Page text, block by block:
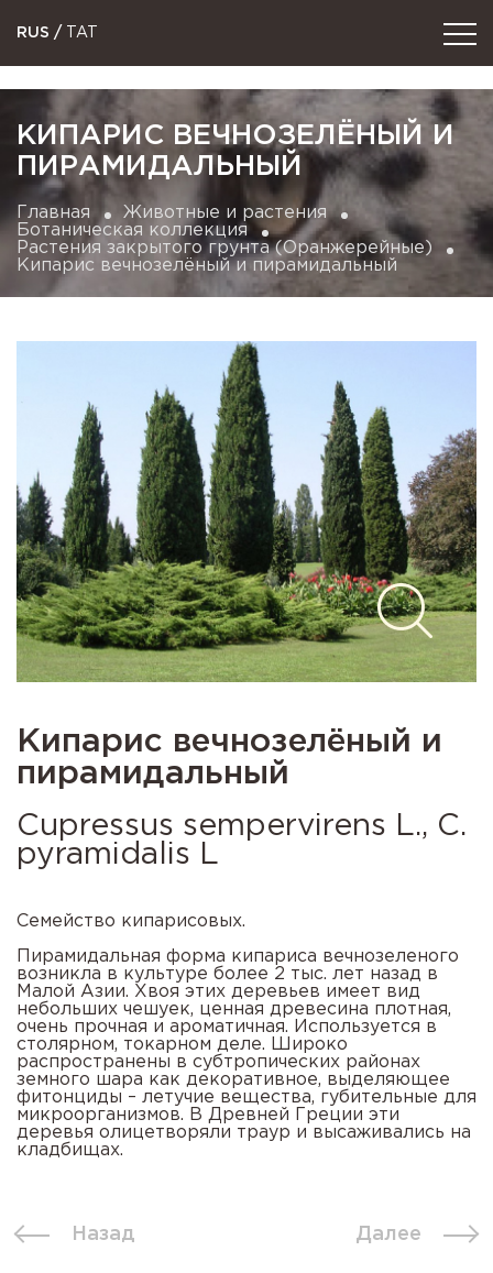
RUS / TAT
КИПАРИС ВЕЧНОЗЕЛЁНЫЙ И
ПИРАМИДАЛЬНЫЙ
Главная
Животные и растения
Ботаническая коллекция
Растения закрытого грунта (Оранжерейные)
Кипарис вечнозелёный и пирамидальный
Кипарис вечнозелёный и
пирамидальный
Cupressus sempervirens L., C.
pyramidalis L
Семейство кипарисовых.
Пирамидальная форма кипариса вечнозеленого
возникла в культуре более 2 тыс. лет назад в
Малой Азии. Хвоя этих деревьев имеет вид
небольших чешуек, ценная древесина плотная,
очень прочная и ароматичная. Используется в
столярном, токарном деле. Широко
распространены в субтропических районах
земного шара как декоративное, выделяющее
фитонциды – летучие вещества, губительные для
микроорганизмов. В Древней Греции эти
деревья олицетворяли траур и высаживались на
кладбищах.
Назад Далее